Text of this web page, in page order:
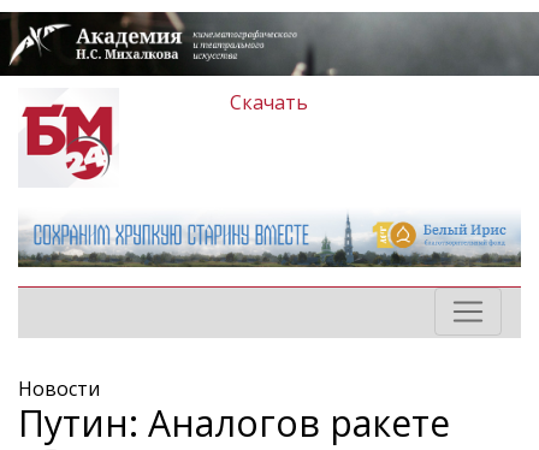
Скачать
Новости
Путин: Аналогов ракете